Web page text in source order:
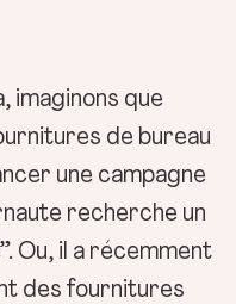
imaginons que
de bureau
une campagne
recherche un
Ou, il a récemment
des fournitures